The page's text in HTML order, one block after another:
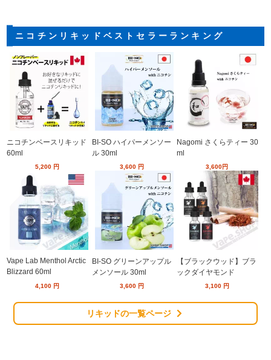
ニコチンリキッドベストセラーランキング
ニコチンベースリキッド
60ml
5,200 円
BI-SO ハイパーメンソー
ル 30ml
3,600 円
Nagomi さくらティー 30
ml
3,600円
Vape Lab Menthol Arctic
Blizzard 60ml
4,100 円
BI-SO グリーンアップル
メンソール 30ml
3,600 円
【ブラックウッド】ブラ
ックダイヤモンド
3,100 円
リキッドの一覧ページ